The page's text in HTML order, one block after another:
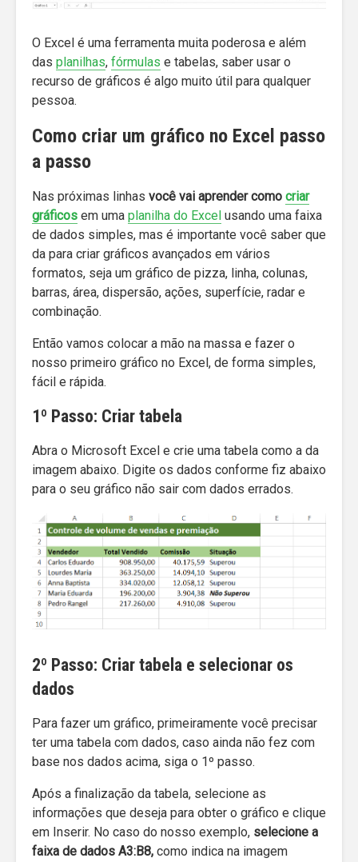
O Excel é uma ferramenta muita poderosa e além
das planilhas, fórmulas e tabelas, saber usar o
recurso de gráficos é algo muito útil para qualquer
pessoa.
Como criar um gráfico no Excel passo
a passo
Nas próximas linhas você vai aprender como criar
gráficos em uma planilha do Excel usando uma faixa
de dados simples, mas é importante você saber que
da para criar gráficos avançados em vários
formatos, seja um gráfico de pizza, linha, colunas,
barras, área, dispersão, ações, superfície, radar e
combinação.
Então vamos colocar a mão na massa e fazer o
nosso primeiro gráfico no Excel, de forma simples,
fácil e rápida.
1º Passo: Criar tabela
Abra o Microsoft Excel e crie uma tabela como a da
imagem abaixo. Digite os dados conforme fiz abaixo
para o seu gráfico não sair com dados errados.
2º Passo: Criar tabela e selecionar os
dados
Para fazer um gráfico, primeiramente você precisar
ter uma tabela com dados, caso ainda não fez com
base nos dados acima, siga o 1º passo.
Após a finalização da tabela, selecione as
informações que deseja para obter o gráfico e clique
em Inserir. No caso do nosso exemplo, selecione a
faixa de dados A3:B8, como indica na imagem